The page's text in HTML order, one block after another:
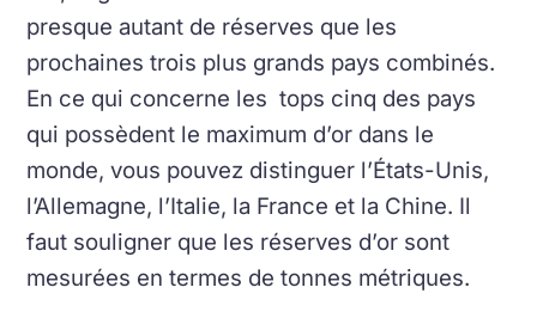
presque autant de réserves que les
prochaines trois plus grands pays combinés.
En ce qui concerne les tops cinq des pays
qui possèdent le maximum d’or dans le
monde, vous pouvez distinguer l’États-Unis,
l’Allemagne, l’Italie, la France et la Chine. Il
faut souligner que les réserves d’or sont
mesurées en termes de tonnes métriques.